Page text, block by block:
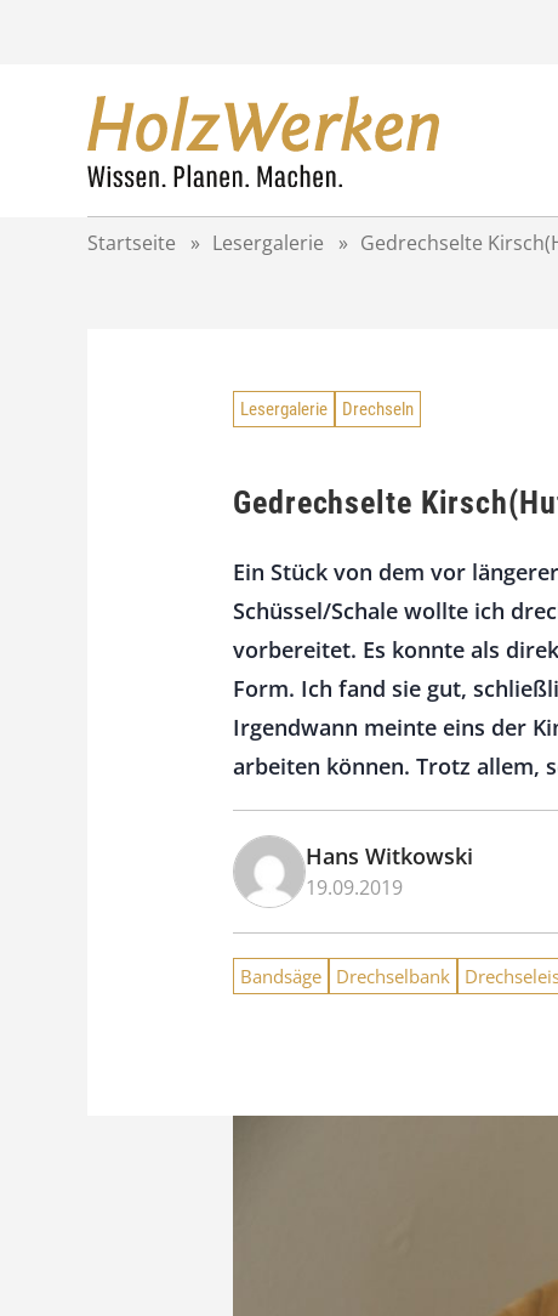
Startseite » Lesergalerie » Gedrechselte
Lesergalerie Drechseln
Gedrechselte
Ein Stück von dem vor
Schüssel/Schale wollte ich
vorbereitet. Es konnte als
Form. Ich fand sie gut,
Irgendwann meinte eins der
arbeiten können. Trotz allem,
Hans Witkowski
19.09.2019
Bandsäge Drechselbank